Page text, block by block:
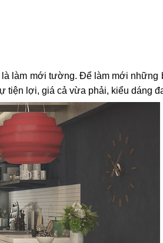
làm mới tường. Để làm mới những
lợi, giá cả vừa phải, kiểu dáng